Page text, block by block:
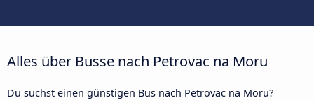
Alles über Busse nach Petrovac na Moru
Du suchst einen günstigen Bus nach Petrovac na Moru?